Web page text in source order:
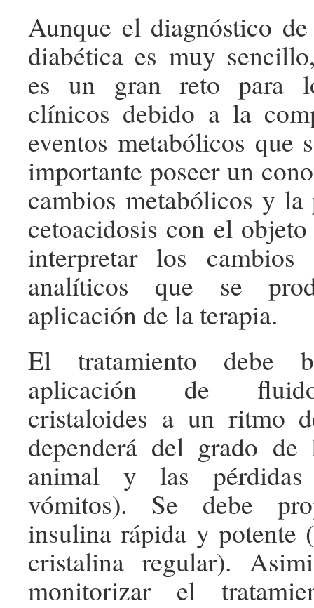
Aunque el diagnóstico
diabética es muy
es un gran reto para
clínicos debido a la
eventos metabólicos que
importante poseer un
cambios metabólicos y la
cetoacidosis con el
interpretar los
analíticos que se
aplicación de la terapia.
El tratamiento debe
aplicación de
cristaloides a un ritmo
dependerá del grado de
animal y las
vómitos). Se debe
insulina rápida y potente
cristalina regular).
monitorizar el